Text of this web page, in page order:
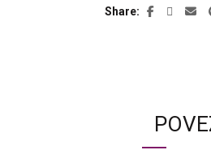
Share